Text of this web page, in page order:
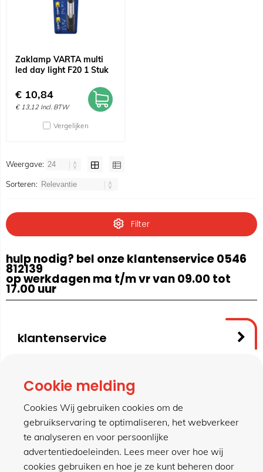
Zaklamp VARTA multi
led day light F20 1 Stuk
€ 10,84
€ 13,12 Incl. BTW
Vergelijken
Weergave:
Sorteren:
Filter
hulp nodig? bel onze klantenservice 0546
812139
op werkdagen ma t/m vr van 09.00 tot
17.00 uur
klantenservice
contact
meer van hillen
Cookie melding
Cookies Wij gebruiken cookies om de
gebruikservaring te optimaliseren, het webverkeer
te analyseren en voor persoonlijke
advertentiedoeleinden. Lees meer over hoe wij
cookies gebruiken en hoe je ze kunt beheren door